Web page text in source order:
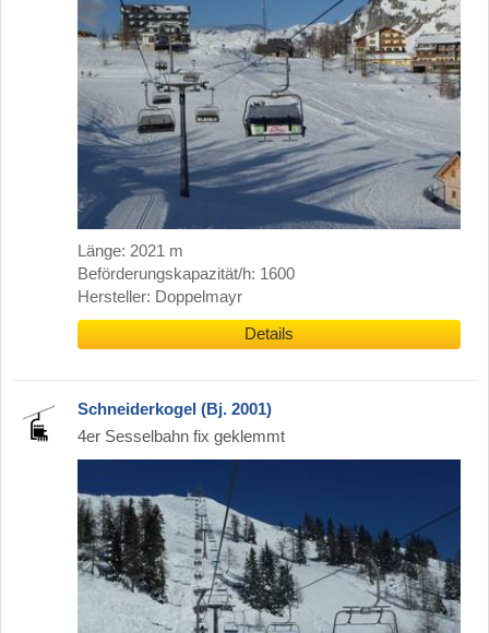
Länge: 2021 m
Beförderungskapazität/h: 1600
Hersteller: Doppelmayr
Details
Schneiderkogel (Bj. 2001)
4er Sesselbahn fix geklemmt